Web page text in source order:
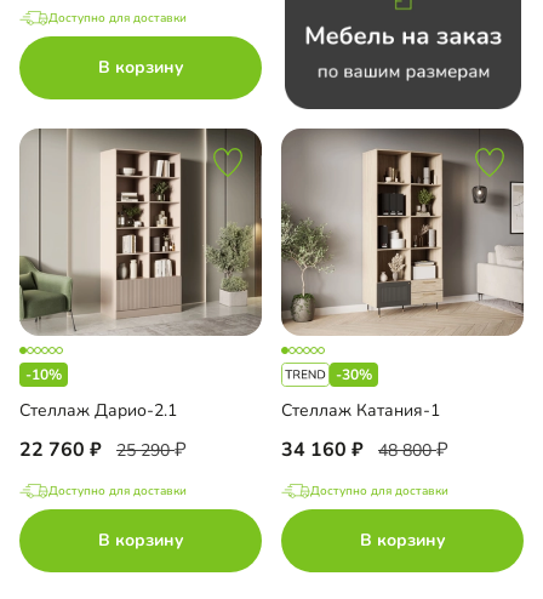
Доступно для доставки
В корзину
-10%
Стеллаж Дарио-2.1
22 760 25 290
Доступно для доставки
В корзину
-30%
Стеллаж Катания-1
34 160 48 800
Доступно для доставки
В корзину